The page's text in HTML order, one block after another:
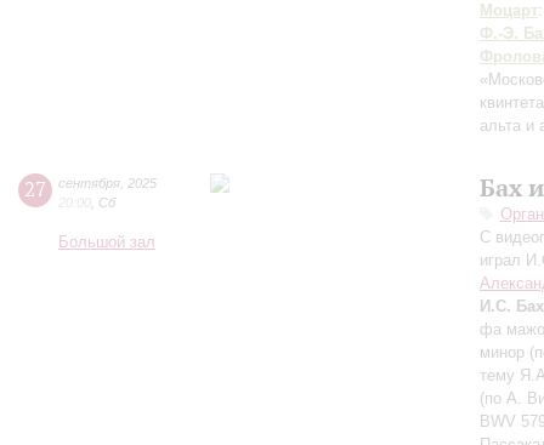
Моцарт
Ф.-Э.
альта и
27 сентября 2025
20:00 Сб
Большой зал
Бах
С
играл
И.С. Бах
фа
минор
тему
(по А.
BWV